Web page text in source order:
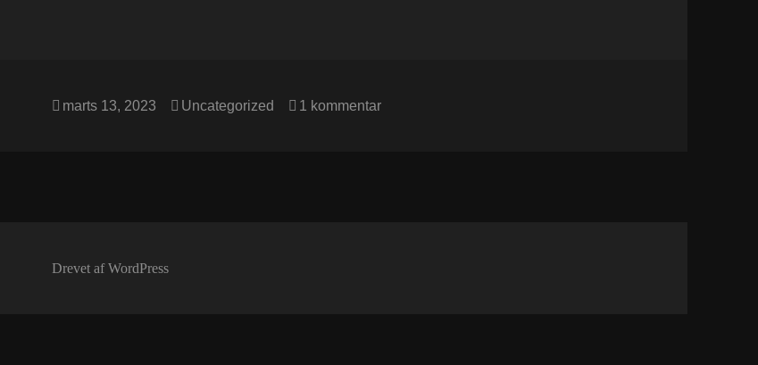
Udgivet
marts 13, 2023 Kategorier
Uncategorized 1 kommentartil Hello world!
Drevet af WordPress